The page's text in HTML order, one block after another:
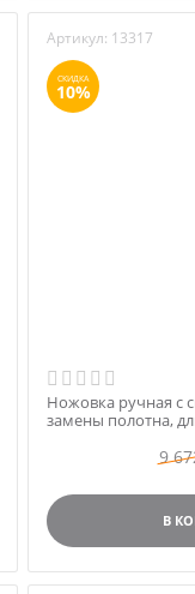
Артикул: 13317
СКИДКА
10%
Ножовка ручная с
замены полотна,
9
В